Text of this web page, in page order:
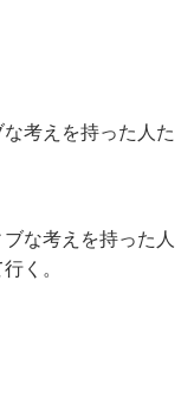
考えを持った人た
な考えを持った人
く。